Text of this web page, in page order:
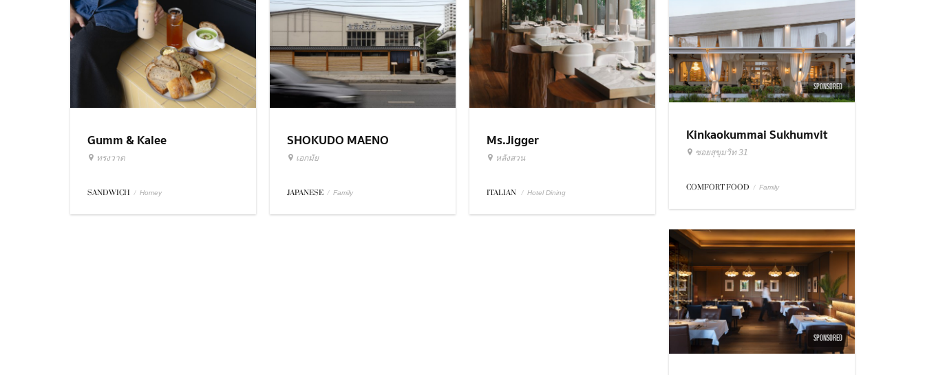
Gumm & Kalee
ทรงวาด
SANDWICH / Homey
SHOKUDO MAENO
เอกมัย
JAPANESE / Family
Ms.Jigger
หลังสวน
ITALIAN / Hotel Dining
SPONSORED
Kinkaokummai Sukhumvit
31ซอยสุขุมวิท 31
COMFORT FOOD / Family
SPONSORED